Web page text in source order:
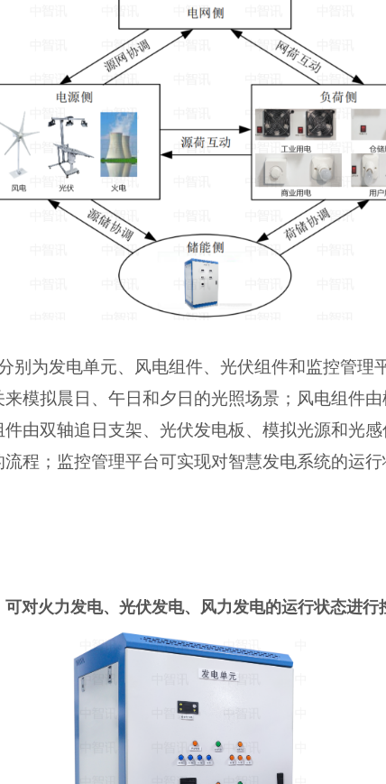
别为发电单元、风电组件、光伏组件和监控管理
模拟晨日、午日和夕日的光照场景；风电组件
由双轴追日支架、光伏发电板、模拟光源和光
程；监控管理平台可实现对智慧发电系统的运
对火力发电、光伏发电、风力发电的运行状态进行